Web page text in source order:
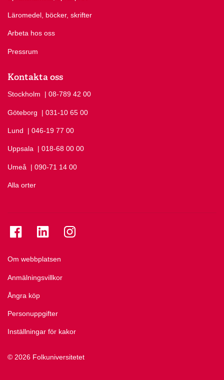
Läromedel, böcker, skrifter
Arbeta hos oss
Pressrum
Kontakta oss
Stockholm Ring Stockholm på
| 08-789 42 00
Göteborg Ring Göteborg på
| 031-10 65 00
Lund Ring Lund på
| 046-19 77 00
Uppsala Ring Uppsala på
| 018-68 00 00
Umeå Ring Umeå på
| 090-71 14 00
Alla orter
© 2026 Folkuniversitetet
Om webbplatsen
Anmälningsvillkor
Ångra köp
Personuppgifter
Inställningar för kakor
Se folkuniversitetet på Facebook
Se folkuniversitetet på LinkedIn